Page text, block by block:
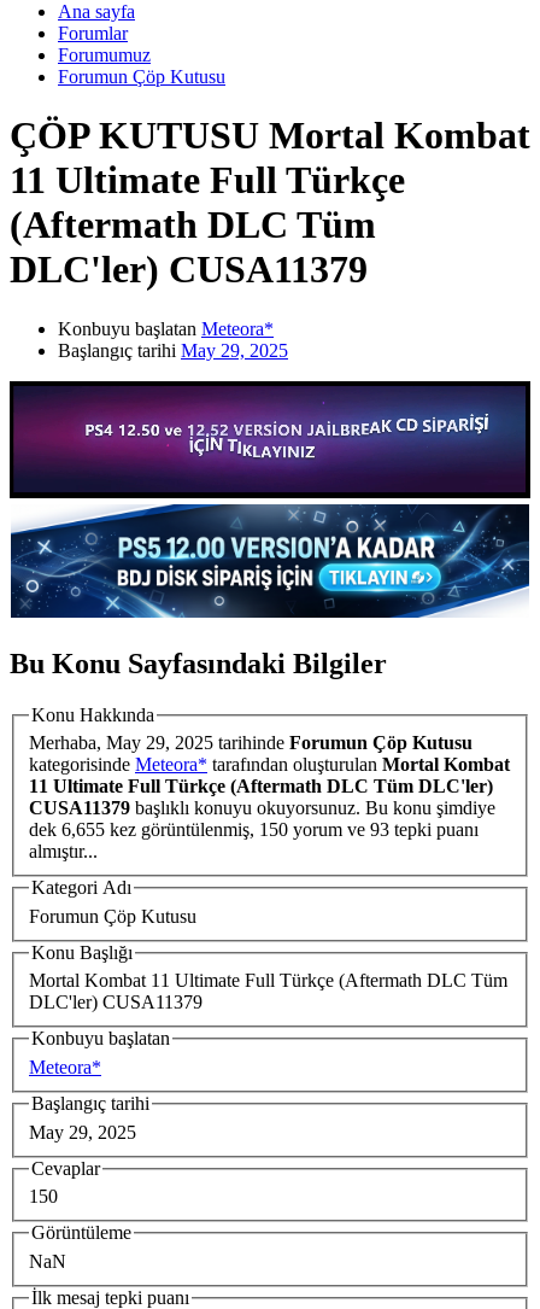
Ana sayfa
Forumlar
Forumumuz
Forumun Çöp Kutusu
ÇÖP KUTUSU Mortal Kombat
11 Ultimate Full Türkçe
(Aftermath DLC Tüm
DLC'ler) CUSA11379
Konbuyu başlatan Meteora*
Başlangıç tarihi May 29, 2025
Bu Konu Sayfasındaki Bilgiler
Konu Hakkında
Merhaba, May 29, 2025 tarihinde Forumun Çöp Kutusu
kategorisinde Meteora* tarafından oluşturulan Mortal Kombat
11 Ultimate Full Türkçe (Aftermath DLC Tüm DLC'ler)
CUSA11379 başlıklı konuyu okuyorsunuz. Bu konu şimdiye
dek 6,655 kez görüntülenmiş, 150 yorum ve 93 tepki puanı
almıştır...
Kategori Adı
Forumun Çöp Kutusu
Konu Başlığı
Mortal Kombat 11 Ultimate Full Türkçe (Aftermath DLC Tüm
DLC'ler) CUSA11379
Konbuyu başlatan
Meteora*
Başlangıç tarihi
May 29, 2025
Cevaplar
150
Görüntüleme
NaN
İlk mesaj tepki puanı